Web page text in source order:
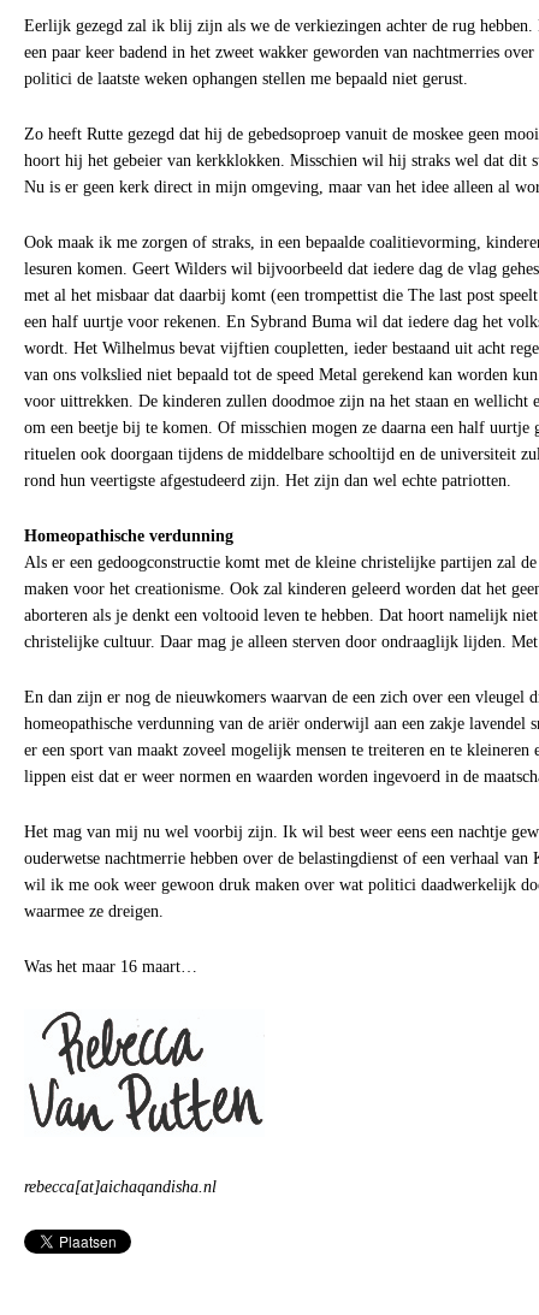
Eerlijk gezegd zal ik blij zijn als we de verkiezingen achter de rug hebben.
een paar keer badend in het zweet wakker geworden van nachtmerries
politici de laatste weken ophangen stellen me bepaald niet gerust.
Zo heeft Rutte gezegd dat hij de gebedsoproep vanuit de moskee geen
hoort hij het gebeier van kerkklokken. Misschien wil hij straks wel dat dit
Nu is er geen kerk direct in mijn omgeving, maar van het idee alleen al
Ook maak ik me zorgen of straks, in een bepaalde coalitievorming,
lesuren komen. Geert Wilders wil bijvoorbeeld dat iedere dag de vlag
met al het misbaar dat daarbij komt (een trompettist die The last post
een half uurtje voor rekenen. En Sybrand Buma wil dat iedere dag het
wordt. Het Wilhelmus bevat vijftien coupletten, ieder bestaand uit acht
van ons volkslied niet bepaald tot de speed Metal gerekend kan worden
voor uittrekken. De kinderen zullen doodmoe zijn na het staan en wellicht
om een beetje bij te komen. Of misschien mogen ze daarna een half uurtje
rituelen ook doorgaan tijdens de middelbare schooltijd en de universiteit
rond hun veertigste afgestudeerd zijn. Het zijn dan wel echte patriotten.
Homeopathische verdunning
Als er een gedoogconstructie komt met de kleine christelijke partijen zal
maken voor het creationisme. Ook zal kinderen geleerd worden dat het
aborteren als je denkt een voltooid leven te hebben. Dat hoort namelijk
christelijke cultuur. Daar mag je alleen sterven door ondraaglijk lijden.
En dan zijn er nog de nieuwkomers waarvan de een zich over een vleugel
homeopathische verdunning van de ariër onderwijl aan een zakje lavendel
er een sport van maakt zoveel mogelijk mensen te treiteren en te kleineren
lippen eist dat er weer normen en waarden worden ingevoerd in de
Het mag van mij nu wel voorbij zijn. Ik wil best weer eens een nachtje
ouderwetse nachtmerrie hebben over de belastingdienst of een verhaal
wil ik me ook weer gewoon druk maken over wat politici daadwerkelijk
waarmee ze dreigen.
Was het maar 16 maart…
rebecca[at]aichaqandisha.nl